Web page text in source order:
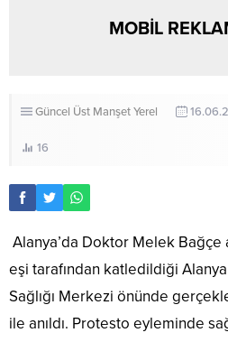
MOBİL
Güncel Üst ManşetYerel
16
Alanya’da Doktor Melek Bağçe
eşi tarafından katledildiği
Sağlığı Merkezi önünde
ile anıldı. Protesto eyleminde